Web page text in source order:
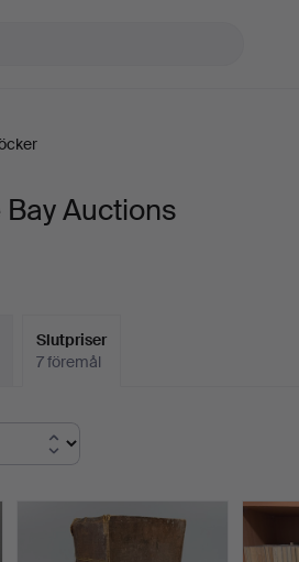
Auctions
Slutpriser
7 föremål